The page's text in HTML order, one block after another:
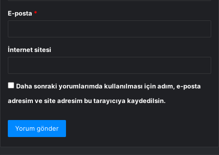
E-posta *
İnternet sitesi
Daha sonraki yorumlarımda kullanılması için adım, e-posta
adresim ve site adresim bu tarayıcıya kaydedilsin.